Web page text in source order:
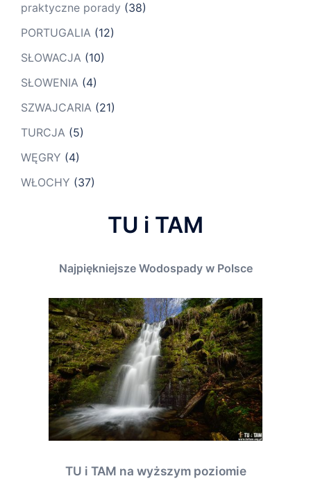
praktyczne porady (38)
PORTUGALIA (12)
SŁOWACJA (10)
SŁOWENIA (4)
SZWAJCARIA (21)
TURCJA (5)
WĘGRY (4)
WŁOCHY (37)
TU i TAM
Najpiękniejsze Wodospady w Polsce
TU i TAM na wyższym poziomie